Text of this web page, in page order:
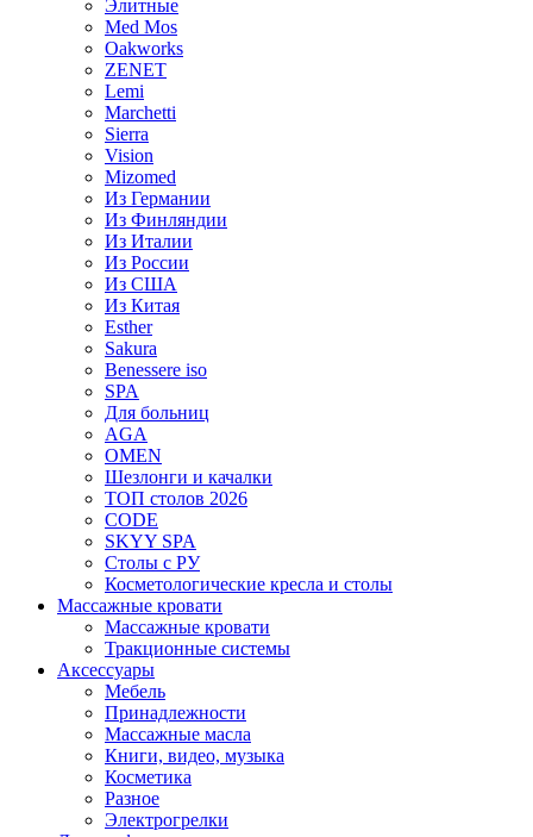
Элитные
Med Mos
Oakworks
ZENET
Lemi
Marchetti
Sierra
Vision
Mizomed
Из Германии
Из Финляндии
Из Италии
Из России
Из США
Из Китая
Esther
Sakura
Benessere iso
SPA
Для больниц
AGA
OMEN
Шезлонги и качалки
ТОП столов 2026
CODE
SKYY SPA
Столы с РУ
Косметологические кресла и столы
Массажные кровати
Массажные кровати
Тракционные системы
Аксессуары
Мебель
Принадлежности
Массажные масла
Книги, видео, музыка
Косметика
Разное
Электрогрелки